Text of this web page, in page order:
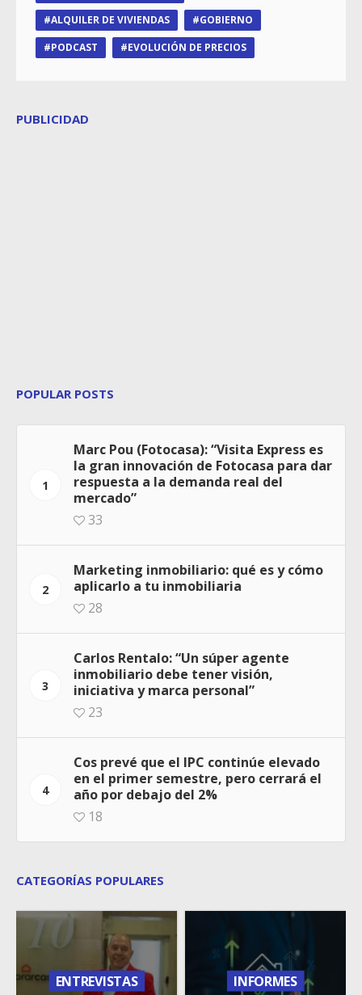
ALQUILER DE VIVIENDAS
GOBIERNO
PODCAST
EVOLUCIÓN DE PRECIOS
PUBLICIDAD
POPULAR POSTS
1
Marc Pou (Fotocasa): “Visita Express es
la gran innovación de Fotocasa para dar
respuesta a la demanda real del
mercado”
33
2
Marketing inmobiliario: qué es y cómo
aplicarlo a tu inmobiliaria
28
3
Carlos Rentalo: “Un súper agente
inmobiliario debe tener visión,
iniciativa y marca personal”
23
4
Cos prevé que el IPC continúe elevado
en el primer semestre, pero cerrará el
año por debajo del 2%
18
CATEGORÍAS POPULARES
ENTREVISTAS INFORMES